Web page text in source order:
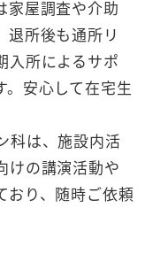
家屋調査や介助
退所後も通所リ
入所によるサポ
。安心して在宅生
科は、施設内活
けの講演活動や
おり、随時ご依頼